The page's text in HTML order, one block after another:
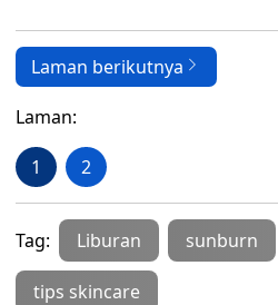
Laman berikutnya
Laman:
1 2
Tag: Liburan sunburn
tips skincare